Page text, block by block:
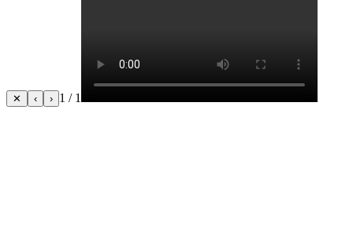
✕ ‹ › 1 / 1